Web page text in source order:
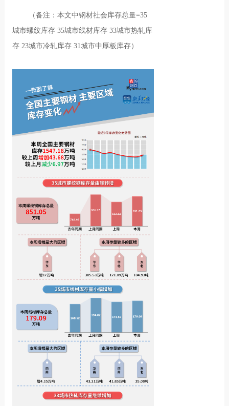
（备注：本文中钢材社会库存总量=35
城市螺纹库存 35城市线材库存 33城市热轧库
存 23城市冷轧库存 31城市中厚板库存）